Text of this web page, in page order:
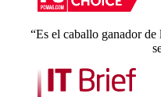
“Es el caballo ganador